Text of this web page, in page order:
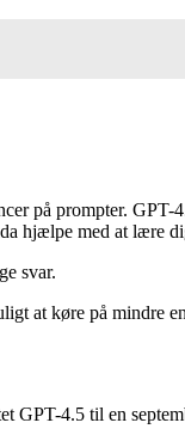
på prompter.
hjælpe med at lære
svar.
at køre på mindre
GPT-4.5 til en